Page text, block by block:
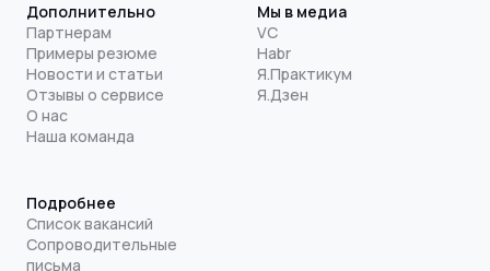
Дополнительно
Партнерам
Примеры резюме
Новости и статьи
Отзывы о сервисе
О нас
Наша команда
Мы в медиа
VC
Habr
Я.Практикум
Я.Дзен
Подробнее
Список вакансий
Сопроводительные
письма